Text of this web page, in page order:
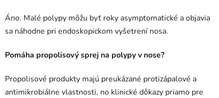
Áno. Malé polypy môžu byť roky asymptomatické a objavia
sa náhodne pri endoskopickom vyšetrení nosa.
Pomáha propolisový sprej na polypy v nose?
Propolisové produkty majú preukázané protizápalové a
antimikrobiálne vlastnosti, no klinické dôkazy priamo pre